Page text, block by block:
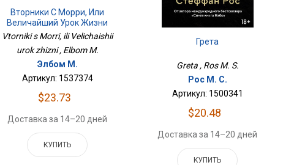
Вторники С Морри, Или
Величайший Урок Жизни
Vtorniki s Morri, ili Velichaishii
urok zhizni , Elbom M.
Элбом М.
Артикул: 1537374
$23.73
Доставка за 14–20 дней
КУПИТЬ
Грета
Greta , Ros M. S.
Рос М. С.
Артикул: 1500341
$20.48
Доставка за 14–20 дней
КУПИТЬ